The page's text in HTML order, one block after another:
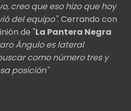
creo que eso hizo que hoy
del equipo". Cerrando con
de "La Pantera Negra
Ángulo es lateral
como número tres y
posición"